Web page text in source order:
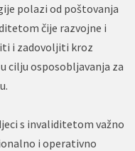
polazi od poštovanja
čije razvojne i
i zadovoljiti kroz
cilju osposobljavanja za
s invaliditetom važno
i operativno